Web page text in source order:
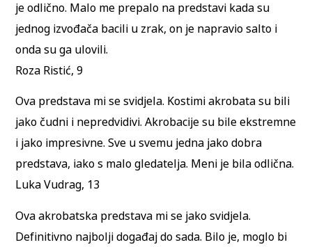
je odlično. Malo me prepalo na predstavi kada su
jednog izvođača bacili u zrak, on je napravio salto i
onda su ga ulovili.
Roza Ristić, 9
Ova predstava mi se svidjela. Kostimi akrobata su bili
jako čudni i nepredvidivi. Akrobacije su bile ekstremne
i jako impresivne. Sve u svemu jedna jako dobra
predstava, iako s malo gledatelja. Meni je bila odlična.
Luka Vudrag, 13
Ova akrobatska predstava mi se jako svidjela.
Definitivno najbolji događaj do sada. Bilo je, moglo bi